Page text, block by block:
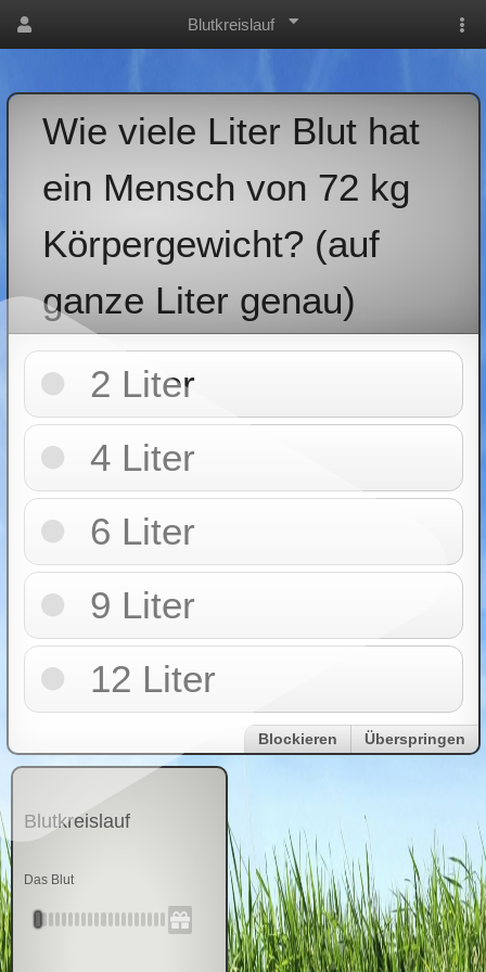
Blutkreislauf
Wie viele Liter Blut hat
ein Mensch von 72 kg
Körpergewicht? (auf
ganze Liter genau)
2 Liter
4 Liter
6 Liter
9 Liter
12 Liter
Blockieren Überspringen
Blutkreislauf
Das Blut